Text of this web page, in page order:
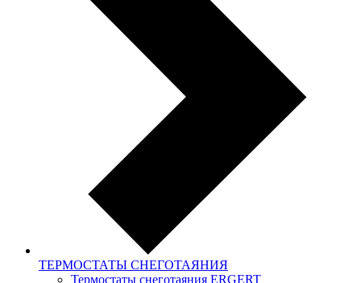
ТЕРМОСТАТЫ СНЕГОТАЯНИЯ
Термостаты снеготаяния ERGERT